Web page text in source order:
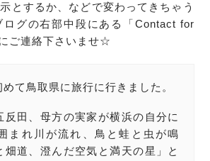
とするか、などで変わってきちゃう
ログの右部中段にある「Contact for
ご連絡下さいませ☆
て鳥取県に旅行に行きました。
反田、母方の実家が横浜の自分に
まれ川が流れ、鳥と蛙と虫が鳴
畑道、澄んだ空気と満天の星」と